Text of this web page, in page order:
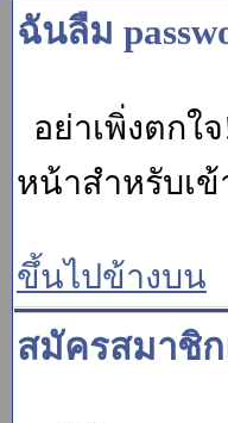
ฉันลืม
อย่าเพิ่งตกใ
หน้าสำหรับเ
ขึ้นไปข้างบน
สมัครสมาชิ